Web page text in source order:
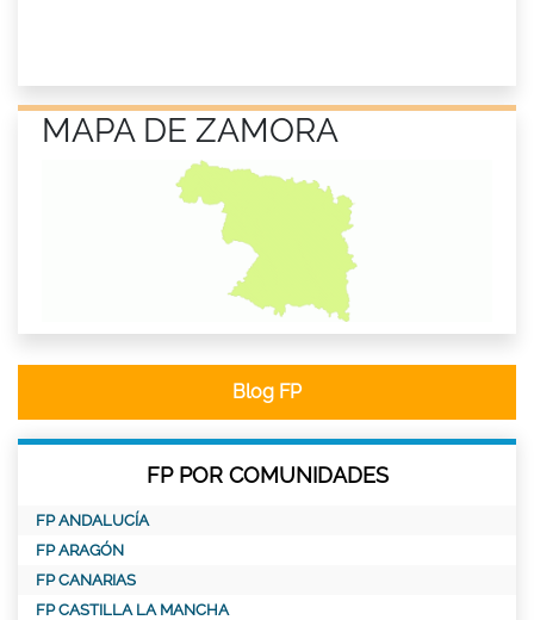
MAPA DE ZAMORA
Blog FP
FP POR COMUNIDADES
FP ANDALUCÍA
FP ARAGÓN
FP CANARIAS
FP CASTILLA LA MANCHA